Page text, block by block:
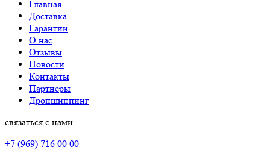
Главная
Доставка
Гарантии
О нас
Отзывы
Новости
Контакты
Партнеры
Дропшиппинг
связаться с нами
+7 (969) 716 00 00